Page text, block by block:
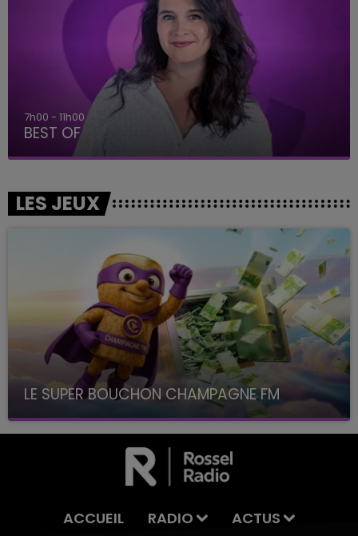
7h00 - 11h00
BEST OF
LES JEUX
LE SUPER BOUCHON CHAMPAGNE FM
avec La Famille Champagne FM, à 8H10
ACCUEIL RADIO ACTUS